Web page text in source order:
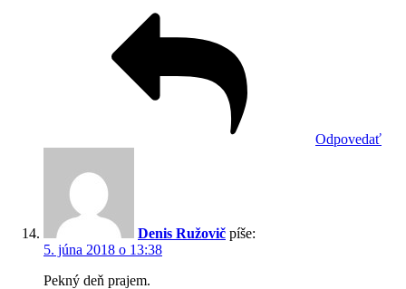
Odpovedať
Denis Ružovič píše:
5. júna 2018 o 13:38
Pekný deň prajem.